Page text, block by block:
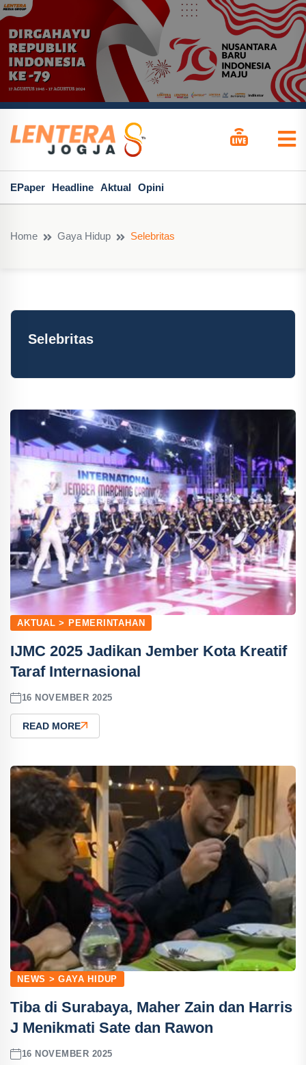
EPaper Headline Aktual Opini
Home Gaya Hidup Selebritas
Selebritas
AKTUAL > PEMERINTAHAN
IJMC 2025 Jadikan Jember Kota Kreatif
Taraf Internasional
16 NOVEMBER 2025
READ MORE
NEWS > GAYA HIDUP
Tiba di Surabaya, Maher Zain dan Harris
J Menikmati Sate dan Rawon
16 NOVEMBER 2025